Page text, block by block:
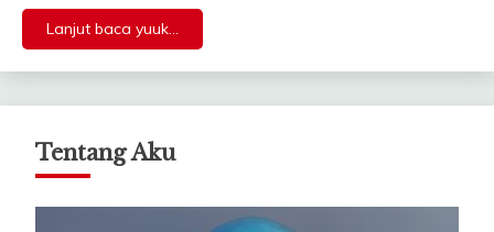
Lanjut baca yuuk...
Tentang Aku